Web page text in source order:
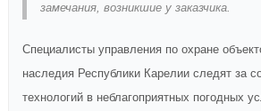
замечания, возникшие у заказчика.
Специалисты управления по охране
наследия Республики Карелии следят за
технологий в неблагоприятных погодных